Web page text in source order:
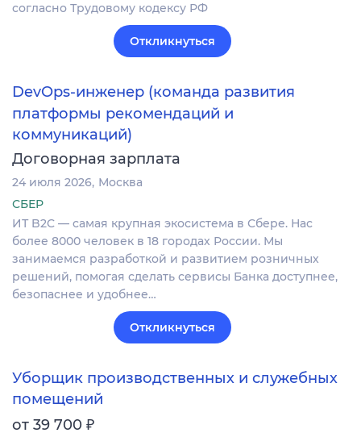
согласно Трудовому кодексу РФ
Откликнуться
DevOps-инженер (команда развития
платформы рекомендаций и
коммуникаций)
Договорная зарплата
24 июля 2026 Москва
СБЕР
ИТ B2C — самая крупная экосистема в Сбере. Нас
более 8000 человек в 18 городах России. Мы
занимаемся разработкой и развитием розничных
решений, помогая сделать сервисы Банка доступнее,
безопаснее и удобнее…
Откликнуться
Уборщик производственных и служебных
помещений
от 39 700 ₽